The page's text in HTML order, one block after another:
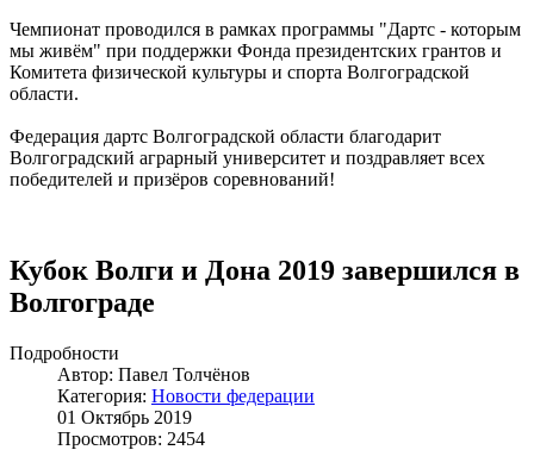
Чемпионат проводился в рамках программы "Дартс - которым
мы живём" при поддержки Фонда президентских грантов и
Комитета физической культуры и спорта Волгоградской
области.
Федерация дартс Волгоградской области благодарит
Волгоградский аграрный университет и поздравляет всех
победителей и призёров соревнований!
Кубок Волги и Дона 2019 завершился в
Волгограде
Подробности
Автор: Павел Толчёнов
Категория: Новости федерации
01 Октябрь 2019
Просмотров: 2454